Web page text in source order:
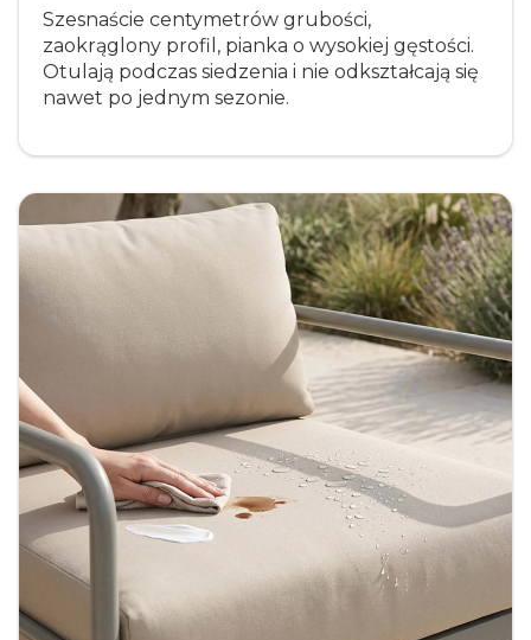
Szesnaście centymetrów grubości,
zaokrąglony profil, pianka o wysokiej gęstości.
Otulają podczas siedzenia i nie odkształcają się
nawet po jednym sezonie.